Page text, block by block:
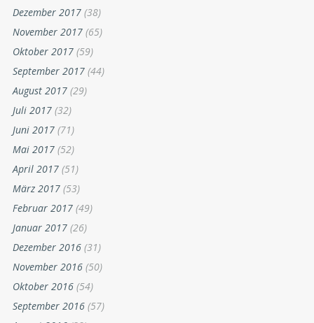
Dezember 2017 (38)
November 2017 (65)
Oktober 2017 (59)
September 2017 (44)
August 2017 (29)
Juli 2017 (32)
Juni 2017 (71)
Mai 2017 (52)
April 2017 (51)
März 2017 (53)
Februar 2017 (49)
Januar 2017 (26)
Dezember 2016 (31)
November 2016 (50)
Oktober 2016 (54)
September 2016 (57)